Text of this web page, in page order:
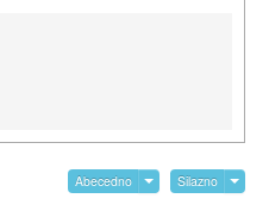
Abecedno Silazno